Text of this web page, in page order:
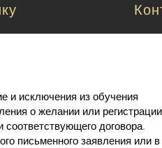
и исключения из обучения
о желании или
договора.
письменного заявления или